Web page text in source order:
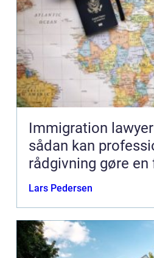
Immigration
sådan kan
rådgivning gøre en
Lars Pedersen